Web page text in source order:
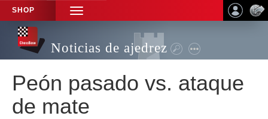
SHOP
TOGGLE
NAVIGATION
Noticias de ajedrez
Peón pasado vs. ataque
de mate